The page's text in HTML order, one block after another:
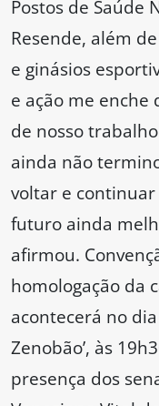
Postos de Saúde
Resende, além
e ginásios
e ação me enche
de nosso
ainda não
voltar e
futuro ainda
afirmou.
homologação da
acontecerá no
Zenobão’, às
presença dos